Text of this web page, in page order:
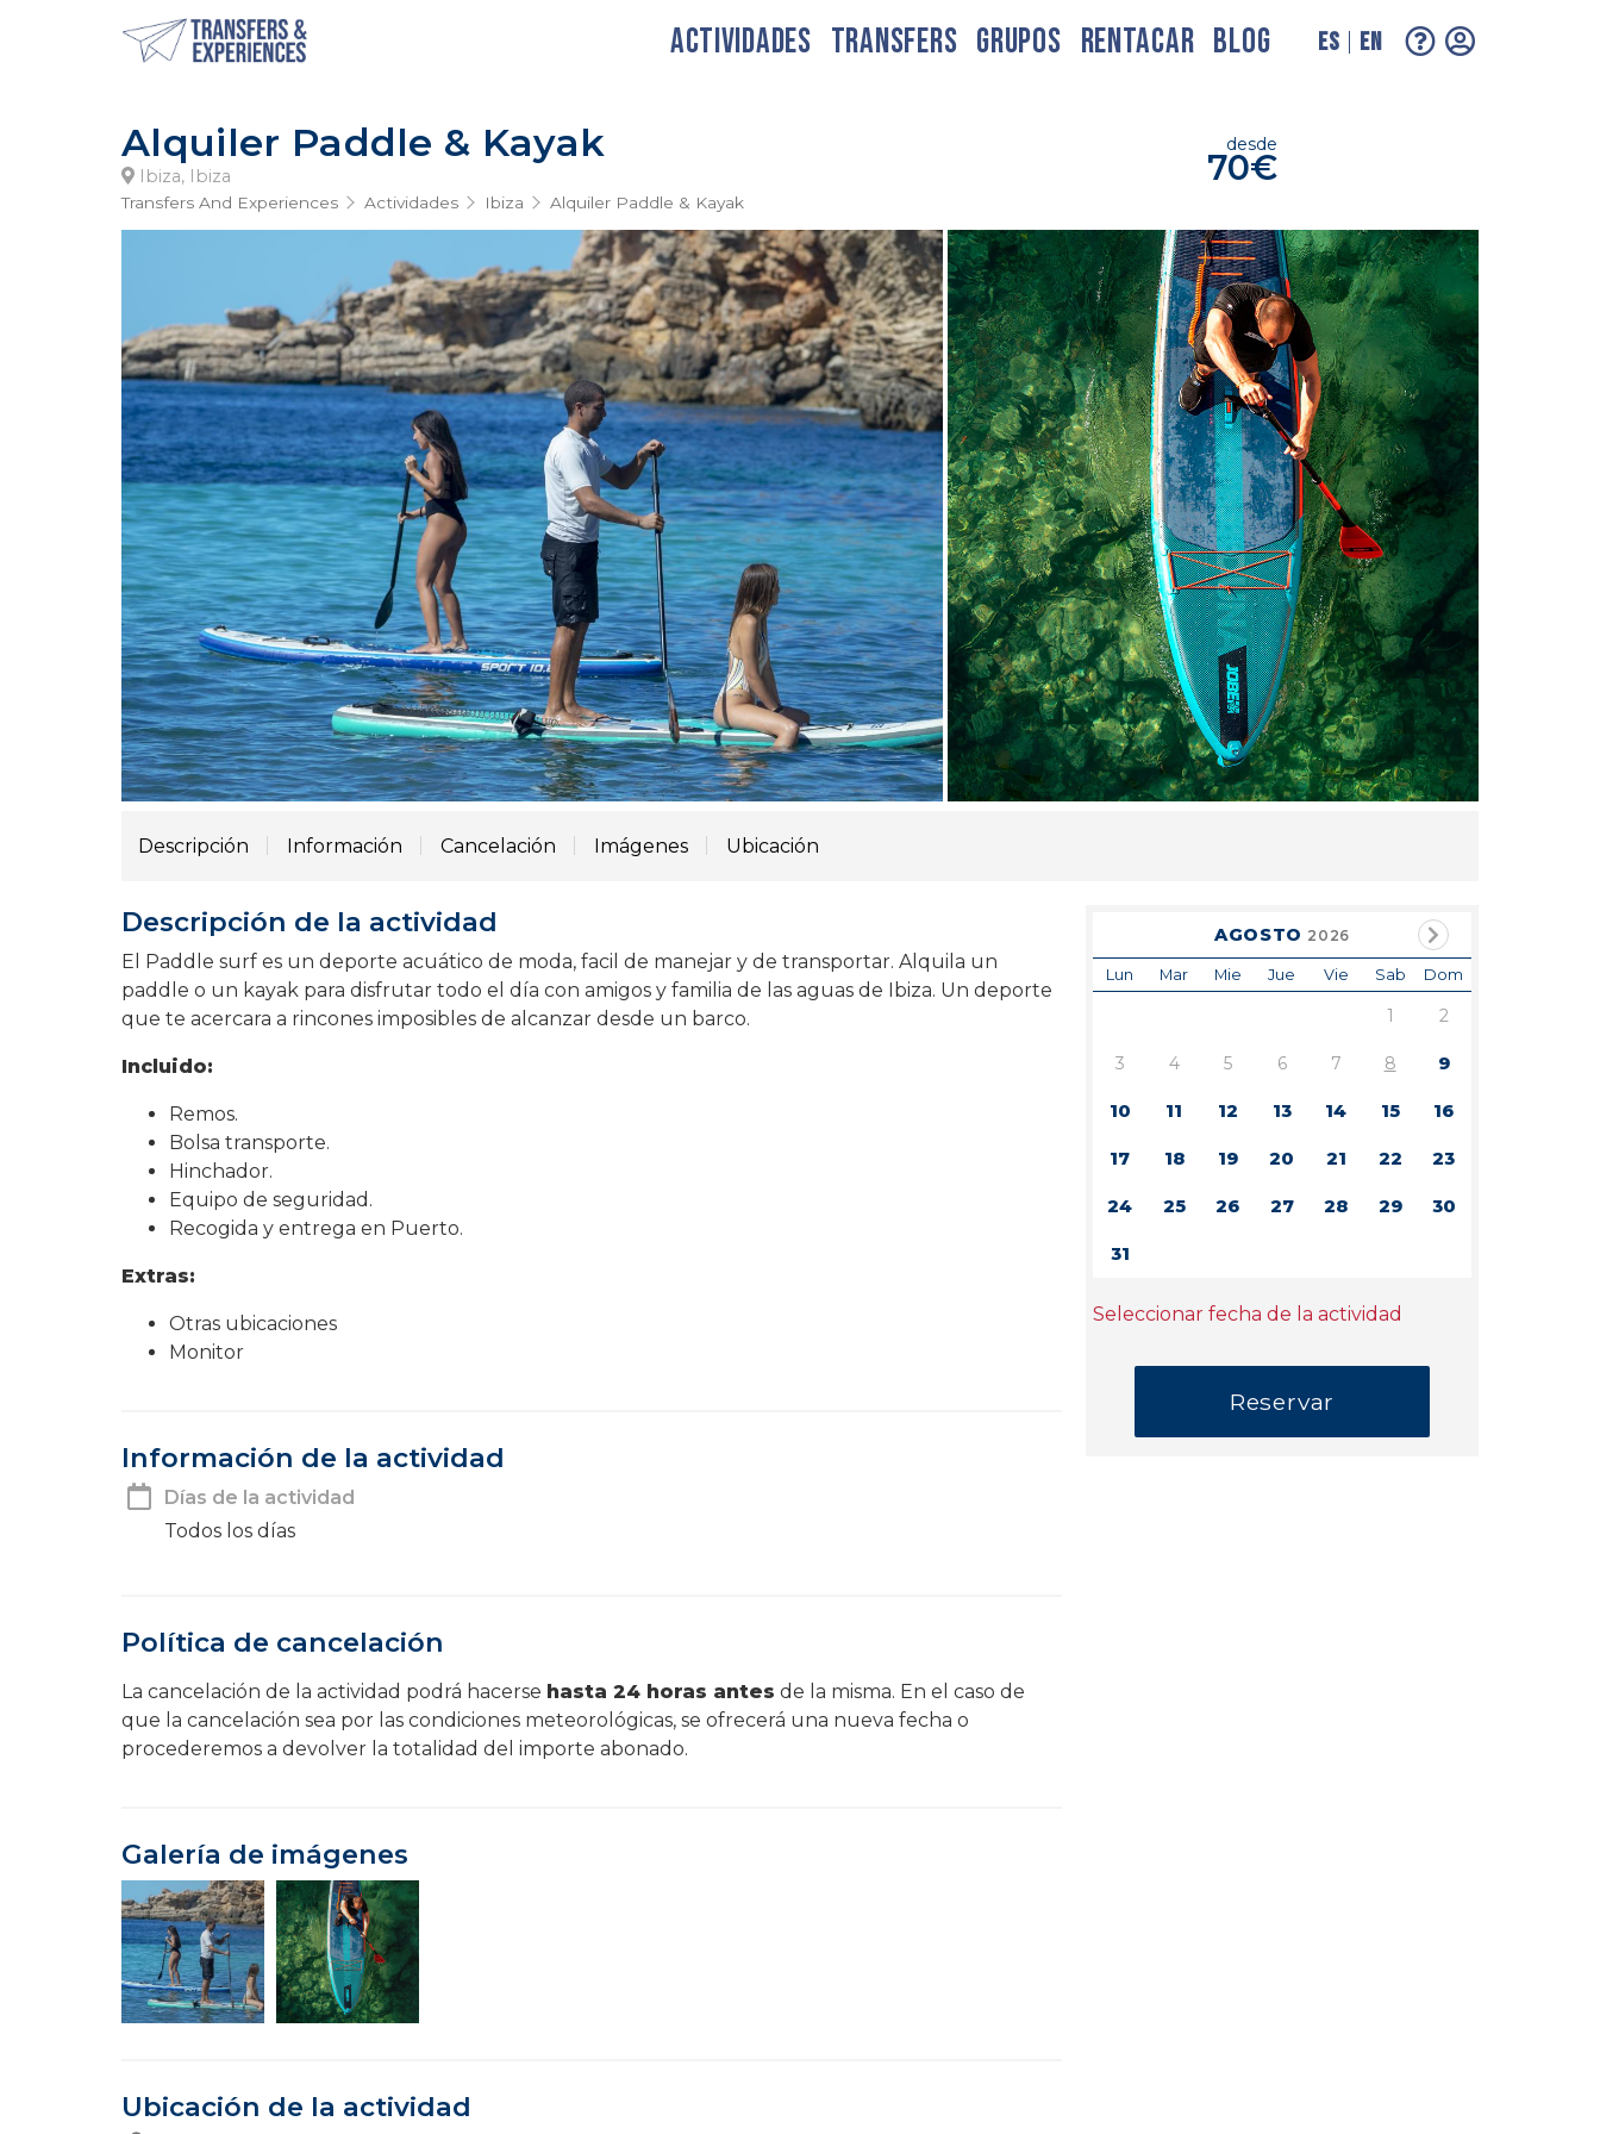
ACTIVIDADES TRANSFERS GRUPOS RENTACAR BLOG ES EN
Alquiler Paddle & Kayak
Ibiza, Ibiza
desde
70€
Transfers And Experiences Actividades Ibiza Alquiler Paddle & Kayak
Descripción Información Cancelación Imágenes Ubicación
Descripción de la actividad
El Paddle surf es un deporte acuático de moda, facil de manejar y de transportar. Alquila un
paddle o un kayak para disfrutar todo el día con amigos y familia de las aguas de Ibiza. Un deporte
que te acercara a rincones imposibles de alcanzar desde un barco.
Incluido:
Remos.
Bolsa transporte.
Hinchador.
Equipo de seguridad.
Recogida y entrega en Puerto.
Extras:
Otras ubicaciones
Monitor
Información de la actividad
Días de la actividad
Todos los días
Política de cancelación
La cancelación de la actividad podrá hacerse hasta 24 horas antes de la misma. En el caso de
que la cancelación sea por las condiciones meteorológicas, se ofrecerá una nueva fecha o
procederemos a devolver la totalidad del importe abonado.
Galería de imágenes
Ubicación de la actividad
AGOSTO 2026
Lun Mar Mie Jue Vie Sab Dom
1 2
3 4 5 6 7 8 9
10 11 12 13 14 15 16
17 18 19 20 21 22 23
24 25 26 27 28 29 30
31
Seleccionar fecha de la actividad